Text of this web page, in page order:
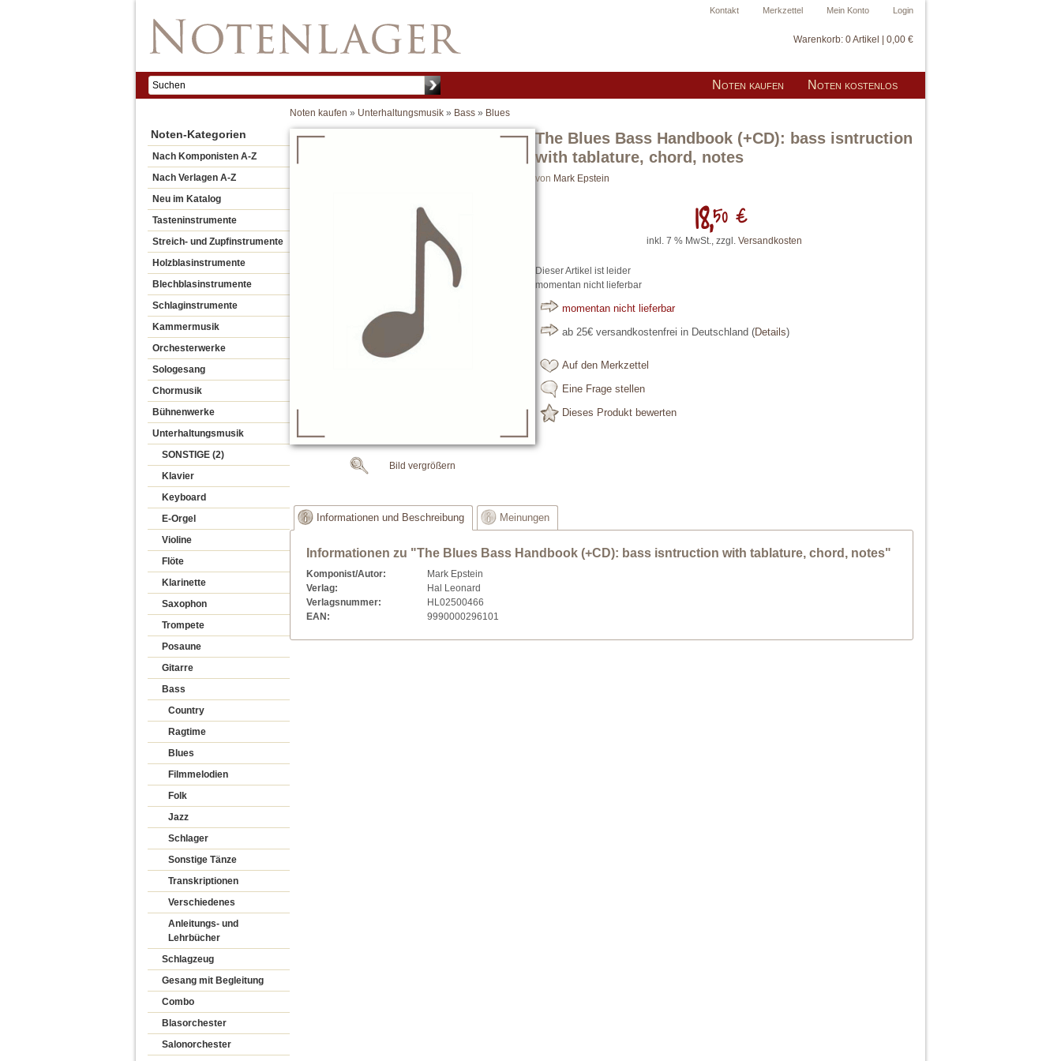
Login
Mein Konto
Merkzettel
Kontakt
Warenkorb: 0 Artikel | 0,00 €
Noten kaufen Noten kostenlos
Noten-Kategorien
Nach Komponisten A-Z
Nach Verlagen A-Z
Neu im Katalog
Tasteninstrumente
Streich- und Zupfinstrumente
Holzblasinstrumente
Blechblasinstrumente
Schlaginstrumente
Kammermusik
Orchesterwerke
Sologesang
Chormusik
Bühnenwerke
Unterhaltungsmusik
SONSTIGE (2)
Klavier
Keyboard
E-Orgel
Violine
Flöte
Klarinette
Saxophon
Trompete
Posaune
Gitarre
Bass
Country
Ragtime
Blues
Filmmelodien
Folk
Jazz
Schlager
Sonstige Tänze
Transkriptionen
Verschiedenes
Anleitungs- und
Lehrbücher
Schlagzeug
Gesang mit Begleitung
Combo
Blasorchester
Salonorchester
Noten kaufen » Unterhaltungsmusik » Bass » Blues
The Blues Bass Handbook (+CD): bass isntruction
with tablature, chord, notes
von Mark Epstein
18,50 €
inkl. 7 % MwSt., zzgl. Versandkosten
Dieser Artikel ist leider
momentan nicht lieferbar
momentan nicht lieferbar
ab 25€ versandkostenfrei in Deutschland (Details)
Auf den Merkzettel
Eine Frage stellen
Dieses Produkt bewerten
Bild vergrößern
Informationen und Beschreibung Meinungen
Informationen zu "The Blues Bass Handbook (+CD): bass isntruction with tablature, chord, notes"
Komponist/Autor:
Mark Epstein
Verlag:
Hal Leonard
Verlagsnummer:
HL02500466
EAN:
9990000296101